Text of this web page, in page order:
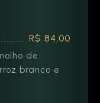
R$ 84,00
de
branco e